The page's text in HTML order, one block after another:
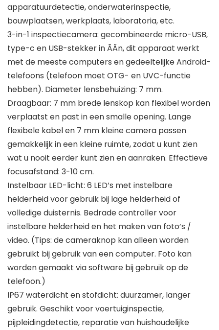
apparatuurdetectie, onderwaterinspectie,
bouwplaatsen, werkplaats, laboratoria, etc.
3-in-1 inspectiecamera: gecombineerde micro-USB,
type-c en USB-stekker in ÃÃn, dit apparaat werkt
met de meeste computers en gedeeltelijke Android-
telefoons (telefoon moet OTG- en UVC-functie
hebben). Diameter lensbehuizing: 7 mm.
Draagbaar: 7 mm brede lenskop kan flexibel worden
verplaatst en past in een smalle opening. Lange
flexibele kabel en 7 mm kleine camera passen
gemakkelijk in een kleine ruimte, zodat u kunt zien
wat u nooit eerder kunt zien en aanraken. Effectieve
focusafstand: 3-10 cm.
Instelbaar LED-licht: 6 LED’s met instelbare
helderheid voor gebruik bij lage helderheid of
volledige duisternis. Bedrade controller voor
instelbare helderheid en het maken van foto’s /
video. (Tips: de cameraknop kan alleen worden
gebruikt bij gebruik van een computer. Foto kan
worden gemaakt via software bij gebruik op de
telefoon.)
IP67 waterdicht en stofdicht: duurzamer, langer
gebruik. Geschikt voor voertuiginspectie,
pijpleidingdetectie, reparatie van huishoudelijke